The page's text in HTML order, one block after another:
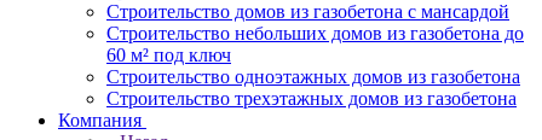
Строительство домов из газобетона с мансардой
Строительство небольших домов из газобетона до
60 м² под ключ
Строительство одноэтажных домов из газобетона
Строительство трехэтажных домов из газобетона
Компания